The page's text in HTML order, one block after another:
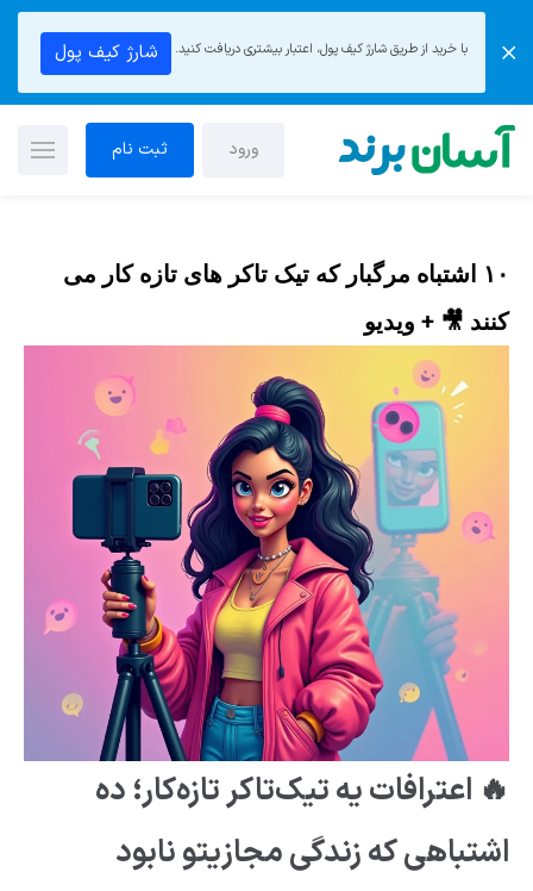
با خرید از طریق شارژ کیف پول، اعتبار بیشتری دریافت کنید. شارژ کیف پول
ورود ثبت نام
۱۰ اشتباه مرگبار که تیک تاکر های تازه کار می
کنند 🎥 + ویدیو
🔥 اعترافات یه تیک‌تاکر تازه‌کار؛ ده
اشتباهی که زندگی مجازیتو نابود